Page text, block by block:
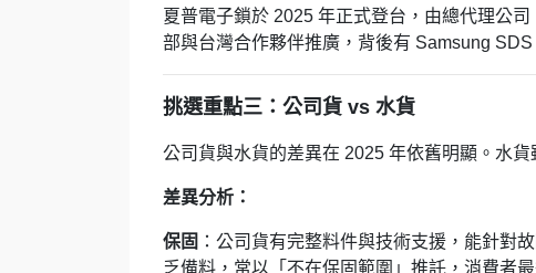
夏普電子鎖於 2025 年正式登台，由總代理公
部與台灣合作夥伴推廣，背後有 Samsung
挑選重點三：公司貨 vs 水貨
公司貨與水貨的差異在 2025 年依舊明顯。水
差異分析：
保固 ：公司貨有完整料件與技術支援，能針對
乏備料，常以「不在保固範圍」推託，消費者